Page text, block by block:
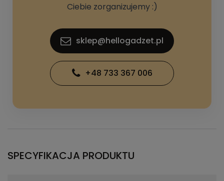
Ciebie zorganizujemy :)
sklep@hellogadzet.pl
+48 733 367 006
SPECYFIKACJA PRODUKTU